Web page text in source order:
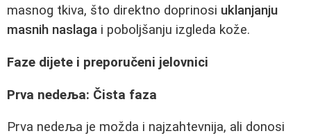
masnog tkiva, što direktno doprinosi uklanjanju
masnih naslaga i poboljšanju izgleda kože.
Faze dijete i preporučeni jelovnici
Prva nedeљa: Čista faza
Prva nedeљa je možda i najzahtevnija, ali donosi